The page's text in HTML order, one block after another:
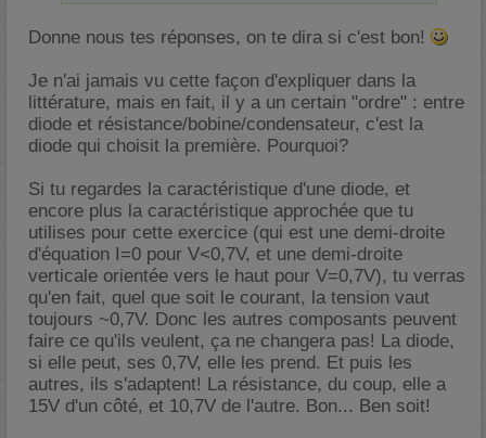
Donne nous tes réponses, on te dira si c'est bon!
Je n'ai jamais vu cette façon d'expliquer dans la
littérature, mais en fait, il y a un certain "ordre" : entre
diode et résistance/bobine/condensateur, c'est la
diode qui choisit la première. Pourquoi?
Si tu regardes la caractéristique d'une diode, et
encore plus la caractéristique approchée que tu
utilises pour cette exercice (qui est une demi-droite
d'équation I=0 pour V<0,7V, et une demi-droite
verticale orientée vers le haut pour V=0,7V), tu verras
qu'en fait, quel que soit le courant, la tension vaut
toujours ~0,7V. Donc les autres composants peuvent
faire ce qu'ils veulent, ça ne changera pas! La diode,
si elle peut, ses 0,7V, elle les prend. Et puis les
autres, ils s'adaptent! La résistance, du coup, elle a
15V d'un côté, et 10,7V de l'autre. Bon... Ben soit!